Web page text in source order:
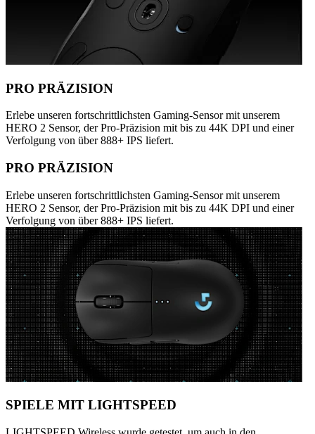
PRO PRÄZISION
Erlebe unseren fortschrittlichsten Gaming-Sensor mit unserem
HERO 2 Sensor, der Pro-Präzision mit bis zu 44K DPI und einer
Verfolgung von über 888+ IPS liefert.
PRO PRÄZISION
Erlebe unseren fortschrittlichsten Gaming-Sensor mit unserem
HERO 2 Sensor, der Pro-Präzision mit bis zu 44K DPI und einer
Verfolgung von über 888+ IPS liefert.
SPIELE MIT LIGHTSPEED